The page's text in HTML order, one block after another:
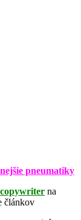
pneumatiky
copywriter na
článkov